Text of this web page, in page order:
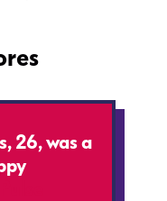
26, was a